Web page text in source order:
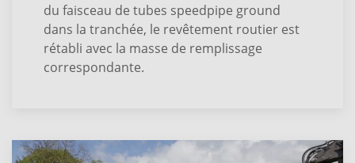
du faisceau de tubes speedpipe ground
dans la tranchée, le revêtement routier est
rétabli avec la masse de remplissage
correspondante.